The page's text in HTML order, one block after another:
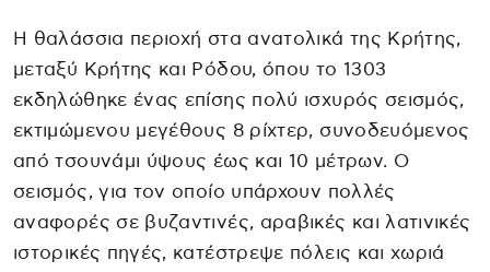
Η θαλάσσια περιοχή στα ανατολικά της Κρήτης,
μεταξύ Κρήτης και Ρόδου, όπου το 1303
εκδηλώθηκε ένας επίσης πολύ ισχυρός σεισμός,
εκτιμώμενου μεγέθους 8 ρίχτερ, συνοδευόμενος
από τσουνάμι ύψους έως και 10 μέτρων. Ο
σεισμός, για τον οποίο υπάρχουν πολλές
αναφορές σε βυζαντινές, αραβικές και λατινικές
ιστορικές πηγές, κατέστρεψε πόλεις και χωριά